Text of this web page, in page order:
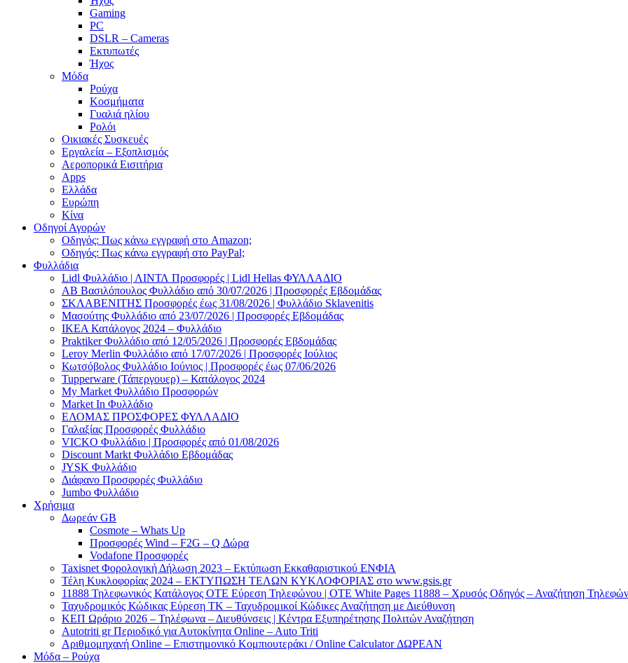
Gaming
PC
DSLR – Cameras
Εκτυπωτές
Ήχος
Μόδα
Ρούχα
Κοσμήματα
Γυαλιά ηλίου
Ρολόι
Οικιακές Συσκευές
Εργαλεία – Εξοπλισμός
Αεροπορικά Εισιτήρια
Apps
Ελλάδα
Ευρώπη
Κίνα
Οδηγοί Αγορών
Οδηγός: Πως κάνω εγγραφή στο Amazon;
Οδηγός: Πως κάνω εγγραφή στο PayPal;
Φυλλάδια
Lidl Φυλλάδιο | ΛΙΝΤΛ Προσφορές | Lidl Hellas ΦΥΛΛΑΔΙΟ
AB Βασιλόπουλος Φυλλάδιο από 30/07/2026 | Προσφορές Εβδομάδας
ΣΚΛΑΒΕΝΙΤΗΣ Προσφορές έως 31/08/2026 | Φυλλάδιο Sklavenitis
Μασούτης Φυλλάδιο από 23/07/2026 | Προσφορές Εβδομάδας
ΙΚΕΑ Κατάλογος 2024 – Φυλλάδιο
Praktiker Φυλλάδιο από 12/05/2026 | Προσφορές Εβδομάδας
Leroy Merlin Φυλλάδιο από 17/07/2026 | Προσφορές Ιούλιος
Κωτσόβολος Φυλλάδιο Ιούνιος | Προσφορές έως 07/06/2026
Tupperware (Τάπεργουερ) – Κατάλογος 2024
My Market Φυλλάδιο Προσφορών
Market In Φυλλάδιο
ΕΛΟΜΑΣ ΠΡΟΣΦΟΡΕΣ ΦΥΛΛΑΔΙΟ
Γαλαξίας Προσφορές Φυλλάδιο
VICKO Φυλλάδιο | Προσφορές από 01/08/2026
Discount Markt Φυλλάδιο Εβδομάδας
JYSK Φυλλάδιο
Διάφανο Προσφορές Φυλλάδιο
Jumbo Φυλλάδιο
Χρήσιμα
Δωρεάν GB
Cosmote – Whats Up
Προσφορές Wind – F2G – Q Δώρα
Vodafone Προσφορές
Taxisnet Φορολογική Δήλωση 2023 – Εκτύπωση Εκκαθαριστικού EΝΦΙΑ
Τέλη Kυκλοφορίας 2024 – ΕΚΤΥΠΩΣΗ ΤΕΛΩΝ ΚΥΚΛΟΦΟΡΙΑΣ στο www.gsis.gr
11888 Τηλεφωνικός Κατάλογος ΟΤΕ Εύρεση Τηλεφώνου | OTE White Pages 11888 – Χρυσός Οδηγός – Αναζήτηση
Ταχυδρομικός Κώδικας Εύρεση ΤΚ – Ταχυδρομικοί Κώδικες Αναζήτηση με Διεύθυνση
ΚΕΠ Ωράριο 2026 – Τηλέφωνα – Διευθύνσεις | Κέντρα Εξυπηρέτησης Πολιτών Αναζήτηση
Autotriti gr Περιοδικό για Αυτοκίνητα Online – Auto Triti
Αριθμομηχανή Online – Επιστημονικό Κομπιουτεράκι / Online Calculator ΔΩΡΕΑΝ
Μόδα – Ρούχα